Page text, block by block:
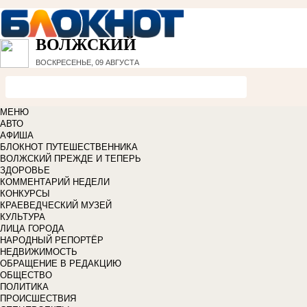
ВОЛЖСКИЙ
ВОСКРЕСЕНЬЕ, 09 АВГУСТА
МЕНЮ
АВТО
АФИША
БЛОКНОТ ПУТЕШЕСТВЕННИКА
ВОЛЖСКИЙ ПРЕЖДЕ И ТЕПЕРЬ
ЗДОРОВЬЕ
КОММЕНТАРИЙ НЕДЕЛИ
КОНКУРСЫ
КРАЕВЕДЧЕСКИЙ МУЗЕЙ
КУЛЬТУРА
ЛИЦА ГОРОДА
НАРОДНЫЙ РЕПОРТЁР
НЕДВИЖИМОСТЬ
ОБРАЩЕНИЕ В РЕДАКЦИЮ
ОБЩЕСТВО
ПОЛИТИКА
ПРОИСШЕСТВИЯ